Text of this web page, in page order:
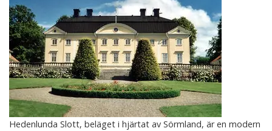
Hedenlunda Slott, beläget i hjärtat av Sörmland, är en modern